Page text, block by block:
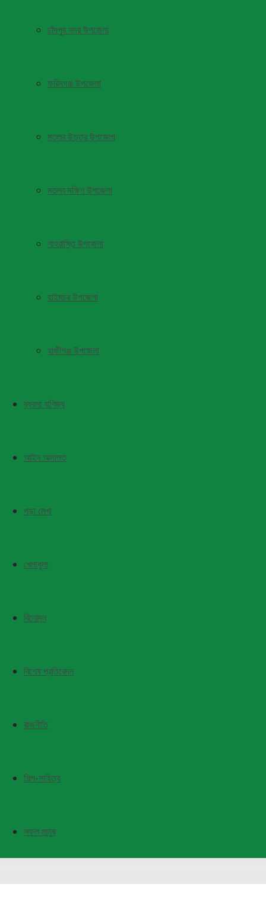
চাঁদপুর সদর উপজেলা
ফরিদগঞ্জ উপজেলা
মতলব উত্তর উপজেলা
মতলব দক্ষিণ উপজেলা
শাহরাস্তি উপজেলা
হাইমচর উপজেলা
হাজীগঞ্জ উপজেলা
ব্যবসা বাণিজ্য
আইন আদালত
পড়া লেখা
খেলাধুলা
বিনোদন
বিশেষ প্রতিবেদন
রাজনীতি
শিল্প-সাহিত্য
সফল মানুষ